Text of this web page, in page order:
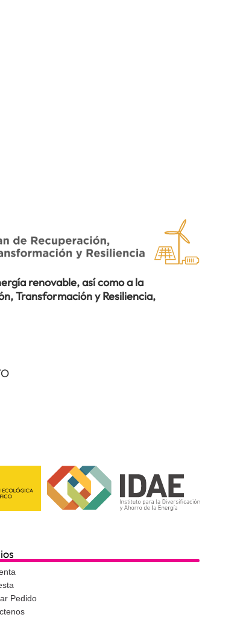
renovable, así como a la
Transformación y Resiliencia,
Pedido